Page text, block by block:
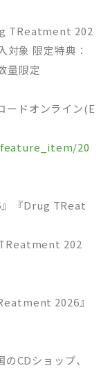
TReatment 202
象 限定特典：
量限定
ードオンライン(E
20
』『Drug TReat
202
2026』
CDショップ、